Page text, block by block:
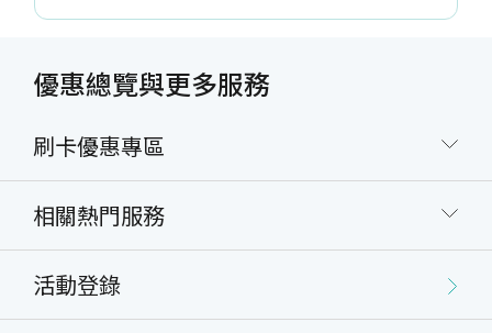
優惠總覽與更多服務
刷卡優惠專區
相關熱門服務
活動登錄